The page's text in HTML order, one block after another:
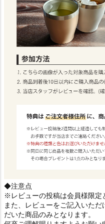
◆注意点
※レビューの投稿は会員様限定
また、レビューをご記入いた
だいた商品のみとなります。